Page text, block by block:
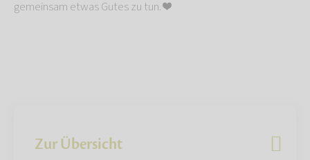
gemeinsam etwas Gutes zu tun. ❤️
Zur Übersicht